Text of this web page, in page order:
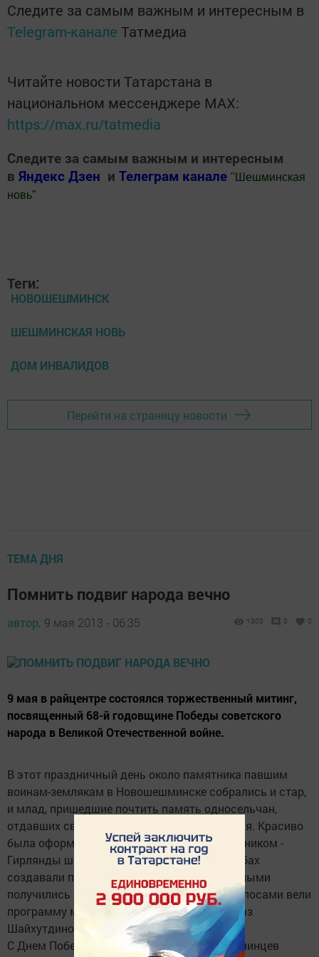
Следите за самым важным и интересным в
Telegram-канале Татмедиа
Читайте новости Татарстана в
национальном мессенджере MАХ:
https://max.ru/tatmedia
Следите за самым важным и интересным
в Яндекс Дзен и Телеграм канале " Шешминская
новь"
Теги:
НОВОШЕШМИНСК
ШЕШМИНСКАЯ НОВЬ
ДОМ ИНВАЛИДОВ
Перейти на страницу новости
ТЕМА ДНЯ
Помнить подвиг народа вечно
автор, 9 мая 2013 - 06:35 1300 0 0
9 мая в райцентре состоялся торжественный митинг,
посвященный 68-й годовщине Победы советского
народа в Великой Отечественной войне.
В этот праздничный день около памятника павшим
воинам-землякам в Новошешминске собрались и стар,
и млад, пришедшие почтить память односельчан,
отдавших свою жизнь за будущие поколения. Красиво
была оформлена вся площадь перед памятником -
Гирлянды шаров, стяги и растяжки на столбах
создавали праздничную атмосферу, нарядными
получились колонны учащихся. Четкими голосами вели
программу митинга Ирина Слимова и Ильназ
Шайхутдинов.
С Днем Победы тепло поздравил новошешминцев